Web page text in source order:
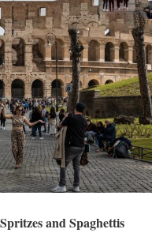
and Spaghettis